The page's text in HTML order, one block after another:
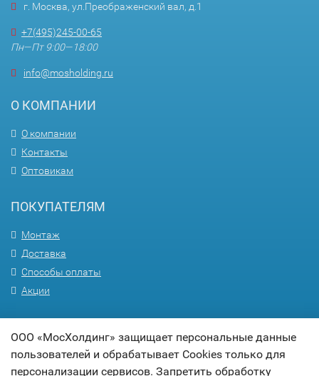
г. Москва, ул.Преображенский вал, д.1
+7(495)245-00-65
Пн—Пт 9:00—18:00
info@mosholding.ru
О КОМПАНИИ
О компании
Контакты
Оптовикам
ПОКУПАТЕЛЯМ
Монтаж
Доставка
Способы оплаты
Акции
Вопрос-ответ
Гарантия
ООО «МосХолдинг» защищает персональные данные
пользователей и обрабатывает Cookies только для
персонализации сервисов. Запретить обработку